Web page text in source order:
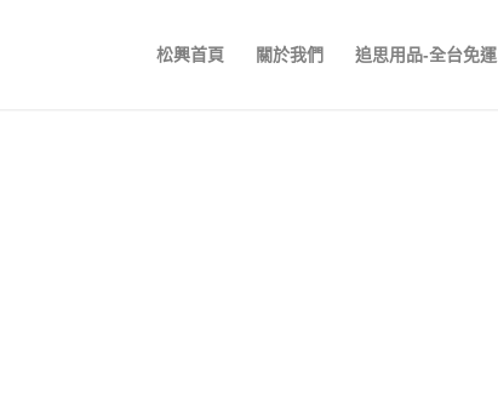
松興首頁 關於我們 追思用品-全台免運